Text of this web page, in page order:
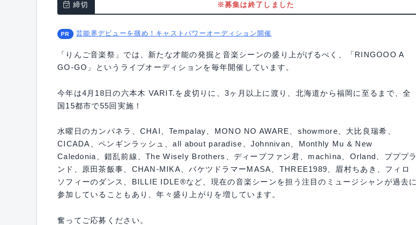
締切 ※募集は終了しました
芸能界デビューを掴め！キャストパワーオーディション開催
「りんご音楽祭」では、新たな才能の発掘と音楽シーンの盛り上がげるべく、「RINGOOO A
GO-GO」というライブオーディションを毎年開催しています。
今年は4月18日の六本木 VARIT.を皮切りに、3ヶ月以上に渡り、北海道から福岡に至るまで、全
国15都市で55回実施！
水曜日のカンパネラ、CHAI、Tempalay、MONO NO AWARE、showmore、大比良瑞希、
CICADA、ペンギンラッシュ、all about paradise、Johnnivan、Monthly Mu & New
Caledonia、錯乱前線、The Wisely Brothers、ディープファン君、machìna、Orland、プププラ
ンド、原田茶飯事、CHAN-MIKA、バケツドラマーMASA、THREE1989、眉村ちあき、フィロ
ソフィーのダンス、BILLIE IDLE®など、現在の音楽シーンを担う注目のミュージシャンが過去に
参加していることもあり、年々盛り上がりを増しています。
奮ってご応募ください。